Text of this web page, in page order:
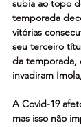
subia ao topo
temporada
vitórias
seu terceiro
da temporada,
invadiram
A Covid-19
mas isso não